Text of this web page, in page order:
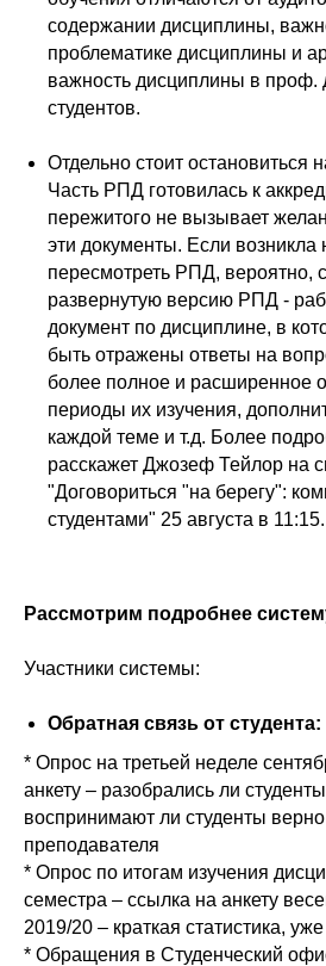
содержании дисциплины,
проблематике дисциплины и
важность дисциплины в проф.
студентов.
Отдельно стоит остановиться
Часть РПД готовилась к
пережитого не вызывает
эти документы. Если возникла
пересмотреть РПД, вероятно,
развернутую версию РПД -
документ по дисциплине, в
быть отражены ответы на
более полное и расширенное
периоды их изучения,
каждой теме и т.д. Более
расскажет Джозеф Тейлор на
"Договориться "на берегу":
студентами" 25 августа в 11:15.
Рассмотрим подробнее
Участники системы:
Обратная связь от студента:
* Опрос на третьей неделе
анкету – разобрались ли
воспринимают ли студенты
преподавателя
* Опрос по итогам изучения
семестра – ссылка на анкету
2019/20 – краткая статистика,
* Обращения в Студенческий